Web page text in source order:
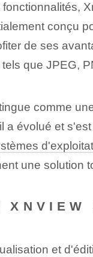
conçu
de ses
que JPEG,
comme
a évolué et
une solution
et